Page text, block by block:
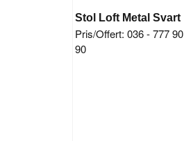
Stol Loft Metal Svart
Pris/Offert: 036 - 777 90
90